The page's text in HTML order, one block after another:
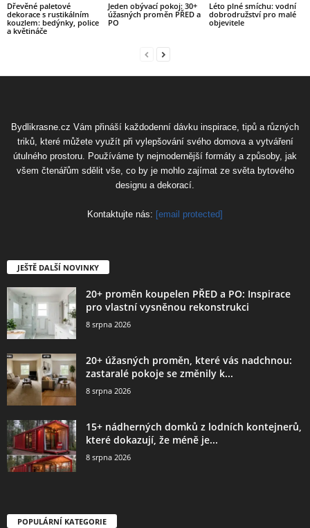
Dřevěné paletové
dekorace s rustikálním
kouzlem: bedýnky, police
a květináče
Jeden obývací pokoj: 30+
úžasných proměn PŘED a
PO
Léto plné smíchu: vodní
dobrodružství pro malé
objevitele
Bydlikrasne.cz Vám přináší každodenní dávku inspirace, tipů a různých
triků, které můžete využít při vylepšování svého domova a vytváření
útulného prostoru. Používáme ty nejmodernější formáty a způsoby, jak
všem čtenářům sdělit vše, co by je mohlo zajímat ze světa bytového
designu a dekorací.
Kontaktujte nás: [email protected]
JEŠTĚ DALŠÍ NOVINKY
20+ proměn koupelen PŘED a PO: Inspirace
pro vlastní vysněnou rekonstrukci
8 srpna 2026
20+ úžasných proměn, které vás nadchnou:
zastaralé pokoje se změnily k...
8 srpna 2026
15+ nádherných domků z lodních kontejnerů,
které dokazují, že méně je...
8 srpna 2026
POPULÁRNÍ KATEGORIE